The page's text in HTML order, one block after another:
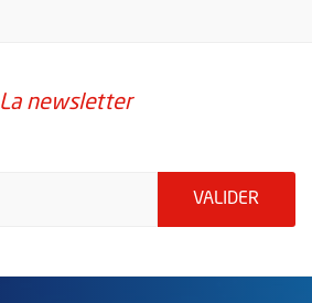
La newsletter
VALIDER